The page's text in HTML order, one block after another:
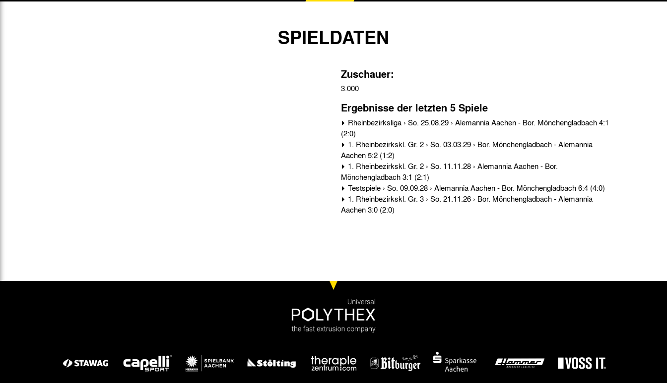
SPIELDATEN
Zuschauer:
3.000
Ergebnisse der letzten 5 Spiele
(2:0)
Aachen 5:2 (1:2)
Mönchengladbach 3:1 (2:1)
Testspiele › So. 09.09.28 › Alemannia Aachen - Bor. Mönchengladbach 6:4 (4:0)
Aachen 3:0 (2:0)